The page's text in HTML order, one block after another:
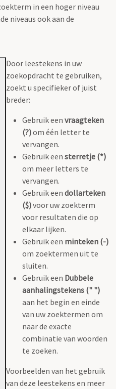
in een hoger niveau
niveaus ook aan de
Door leestekens in uw
zoekopdracht te gebruiken,
zoekt u specifieker of juist
breder:
Gebruik een vraagteken
(?)om één letter te
vervangen.
Gebruik een sterretje (*)
om meer letters te
vervangen.
Gebruik een dollarteken
($)voor uw zoekterm
voor resultaten die op
elkaar lijken.
Gebruik een minteken (-)
om zoektermen uit te
sluiten.
Gebruik een Dubbele
aanhalingstekens (" ")
aan het begin en einde
van uw zoektermen om
naar de exacte
combinatie van woorden
te zoeken.
Voorbeelden van het gebruik
van deze leestekens en meer